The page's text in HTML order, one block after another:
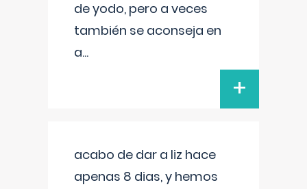
de yodo, pero a veces
también se aconseja en
a...
+
acabo de dar a liz hace
apenas 8 dias, y hemos